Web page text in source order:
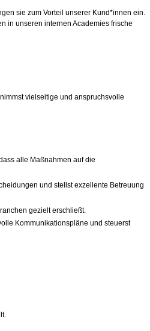
sie zum Vorteil unserer Kund*innen ein.
in unseren internen Academies frische
vielseitige und anspruchsvolle
alle Maßnahmen auf die
und stellst exzellente Betreuung
gezielt erschließt.
Kommunikationspläne und steuerst